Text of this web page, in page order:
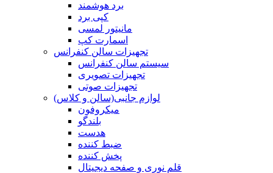
برد هوشمند
کپی برد
مانیتور لمسی
اسمارت کپ
تجهیزات سالن کنفرانس
سیستم سالن کنفرانس
تجهیزات تصویری
تجهیزات صوتی
لوازم جانبی(سالن و کلاس)
میکروفون
بلندگو
هدست
ضبط کننده
پخش کننده
قلم نوری و صفحه دیجیتال